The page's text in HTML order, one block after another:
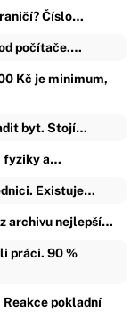
Číslo…
počítače.…
Kč je minimum,
byt. Stojí…
fyziky a…
Existuje…
archivu nejlepší…
práci. 90 %
pokladní